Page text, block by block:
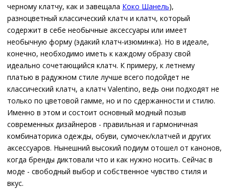
черному клатчу, как и завещала Коко Шанель),
разноцветный классический клатч и клатч, который
содержит в себе необычные аксессуары или имеет
необычную форму (эдакий клатч-изюминка). Но в идеале,
конечно, необходимо иметь к каждому образу свой
идеально сочетающийся клатч. К примеру, к летнему
платью в радужном стиле лучше всего подойдет не
классический клатч, а клатч Valentino, ведь они подходят не
только по цветовой гамме, но и по сдержанности и стилю.
Именно в этом и состоит основный модный позыв
современных дизайнеров - правильная и гармоничная
комбинаторика одежды, обуви, сумочек/клатчей и других
аксессуаров. Нынешний высокий подиум отошел от канонов,
когда бренды диктовали что и как нужно носить. Сейчас в
моде - свободный выбор и собственное чувство стиля и
вкус.